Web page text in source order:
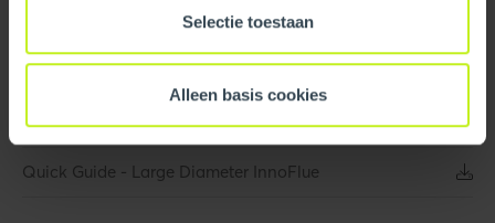
Selectie toestaan
Alleen basis cookies
Packaging / Trade width 350 mm / 13.8 inch
Number per packaging 1
Quick Guide - InnoFlue
Quick Guide - InnoFlue Commercial Projects
Quick Guide - Large Diameter InnoFlue